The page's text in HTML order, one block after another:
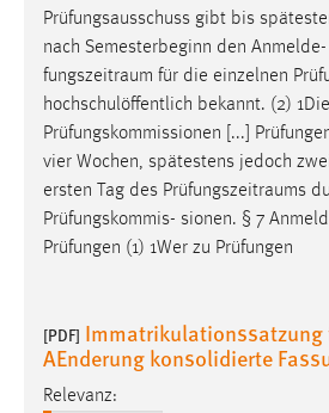
Prüfungsausschuss gibt bis
nach Semesterbeginn den
fungszeitraum für die einzelnen
hochschulöffentlich bekannt. (2) 1Die
Prüfungskommissionen [...]
vier Wochen, spätestens jedoch
ersten Tag des Prüfungszeitraums
Prüfungskommis- sionen. § 7
Prüfungen (1) 1Wer zu Prüfungen
[PDF] Immatrikulationssatzung
AEnderung konsolidierte
Relevanz: